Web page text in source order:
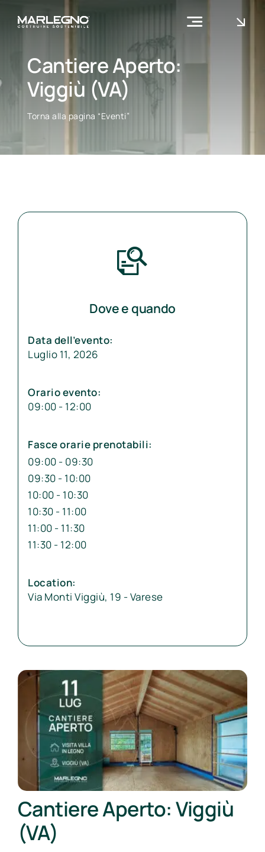
Toggle
Cosa facciamo
Cantiere Aperto:
Viggiù (VA)
Torna alla pagina “Eventi”
Dove e quando
Data dell’evento:
Luglio 11, 2026
Orario evento:
09:00 - 12:00
Fasce orarie prenotabili:
09:00 - 09:30
09:30 - 10:00
10:00 - 10:30
10:30 - 11:00
11:00 - 11:30
11:30 - 12:00
Location:
Via Monti Viggiù, 19 - Varese
Cantiere Aperto: Viggiù
(VA)